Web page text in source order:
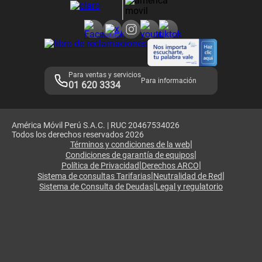
Adquirientes iPhone 6, 6S y SE
Mensaje de Seguridad
Términos y Condiciones de Tienda Claro
Libro de Reclamaciones
Para ventas y servicios
01 620 3334 Para información
América Móvil Perú S.A.C. | RUC 20467534026
Todos los derechos reservados 2026
Términos y condiciones de la web|
Condiciones de garantía de equipos|
Política de Privacidad|Derechos ARCO|
Sistema de consultas Tarifarias|Neutralidad de Red|
Sistema de Consulta de Deudas|Legal y regulatorio